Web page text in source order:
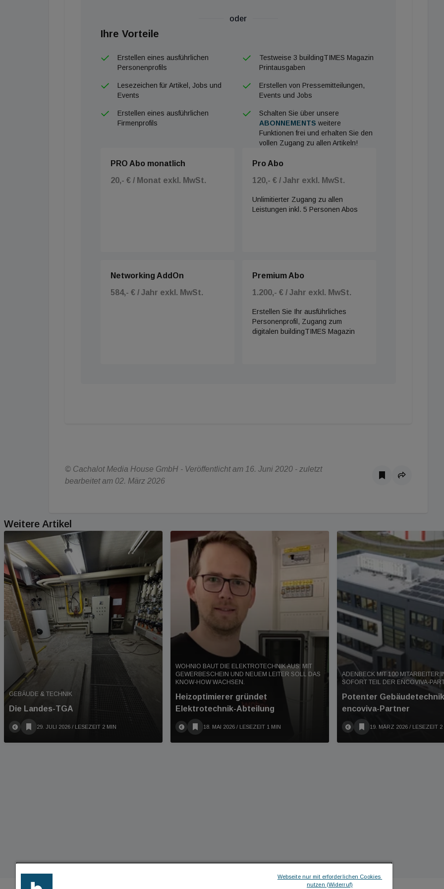
oder
Ihre Vorteile
Erstellen eines ausführlichen
Personenprofils
Testweise 3 buildingTIMES Magazin
Printausgaben
Lesezeichen für Artikel, Jobs und
Events
Erstellen von Pressemitteilungen,
Events und Jobs
Erstellen eines ausführlichen
Firmenprofils
Schalten Sie über unsere
ABONNEMENTS weitere
Funktionen frei und erhalten Sie den
vollen Zugang zu allen Artikeln!
PRO Abo monatlich
20,- € / Monat exkl. MwSt.
Pro Abo
120,- € / Jahr exkl. MwSt.
Unlimitierter Zugang zu allen
Leistungen inkl. 5 Personen Abos
Networking AddOn
584,- € / Jahr exkl. MwSt.
Premium Abo
1.200,- € / Jahr exkl. MwSt.
Erstellen Sie Ihr ausführliches
Personenprofil, Zugang zum
digitalen buildingTIMES Magazin
© Cachalot Media House GmbH - Veröffentlicht am 16. Juni 2020 - zuletzt
bearbeitet am 02. März 2026
Weitere Artikel
GEBÄUDE & TECHNIK
Die Landes-TGA
29. JULI 2026 / LESEZEIT 2 MIN
WOHNIO BAUT DIE ELEKTROTECHNIK AUS: MIT
GEWERBESCHEIN UND NEUEM LEITER SOLL DAS
KNOW-HOW WACHSEN.
Heizoptimierer gründet
Elektrotechnik-Abteilung
18. MAI 2026 / LESEZEIT 1 MIN
ADENBECK MIT 100
SOFORT TEIL DER ENCOVIVA-
Potenter
encoviva-Partner
19. MÄRZ 2026 / LESEZEIT 2
Webseite nur mit erforderlichen Cookies
nutzen (Widerruf)